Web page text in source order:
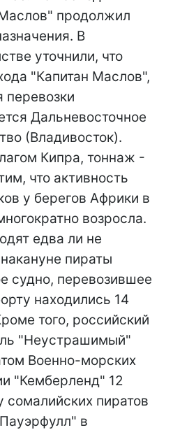
продолжил
В
уточнили, что
"Капитан Маслов",
перевозки
Дальневосточное
(Владивосток).
Кипра, тоннаж -
что активность
у берегов Африки в
возросла.
едва ли не
пираты
судно, перевозившее
находились 14
того, российский
"Неустрашимый"
Военно-морских
"Кемберленд" 12
сомалийских пиратов
в